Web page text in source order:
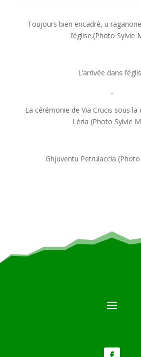
Toujours bien encadré, u
l’église.(Photo Sylvie
L’arrivée dans
..
La cérémonie de Via Crucis sous
Léria (Photo Sylvie
Ghjuventu Petrulaccia